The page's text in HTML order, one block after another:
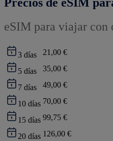
eSIM para viajar con
3 días 21,00 €
5 días 35,00 €
7 días 49,00 €
10 días 70,00 €
15 días 99,75 €
20 días 126,00 €